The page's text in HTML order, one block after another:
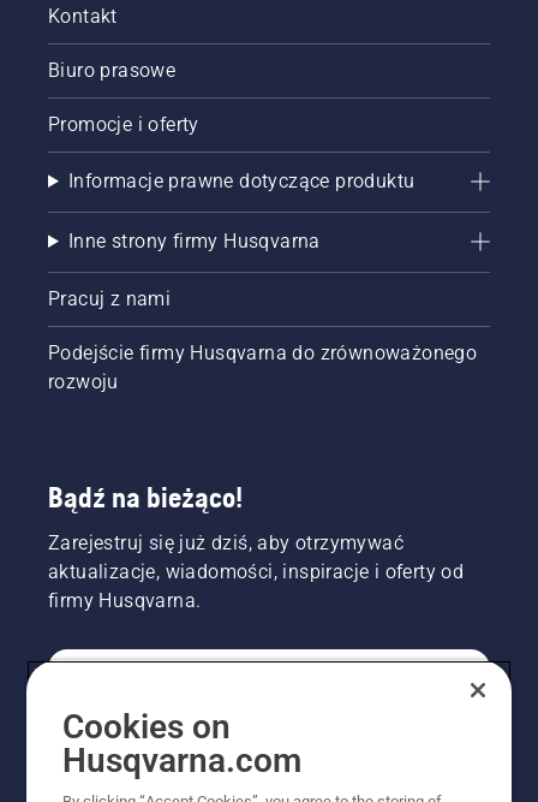
Kontakt
Biuro prasowe
Promocje i oferty
Informacje prawne dotyczące produktu
Inne strony firmy Husqvarna
Pracuj z nami
Podejście firmy Husqvarna do zrównoważonego
rozwoju
Bądź na bieżąco!
Zarejestruj się już dziś, aby otrzymywać
aktualizacje, wiadomości, inspiracje i oferty od
firmy Husqvarna.
PROFESJONALISTA
Cookies on
Husqvarna.com